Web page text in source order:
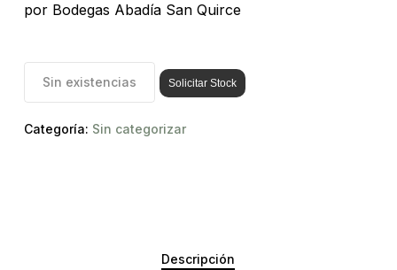
por Bodegas Abadía San Quirce
Sin existencias Solicitar Stock
Categoría: Sin categorizar
Descripción